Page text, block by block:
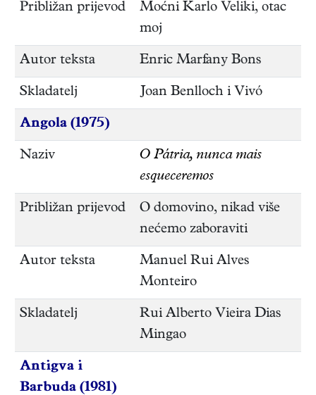
Približan prijevod
Moćni Karlo Veliki, otac
moj
Autor teksta Enric Marfany Bons
Skladatelj Joan Benlloch i Vivó
Angola (1975)
Naziv
O Pátria, nunca mais
esqueceremos
Približan prijevod
O domovino, nikad više
nećemo zaboraviti
Autor teksta
Manuel Rui Alves
Monteiro
Skladatelj
Rui Alberto Vieira Dias
Mingao
Antigva i
Barbuda (1981)